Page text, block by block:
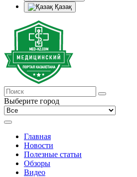
Қазақ
Выберите город
Главная
Новости
Полезные статьи
Обзоры
Видео